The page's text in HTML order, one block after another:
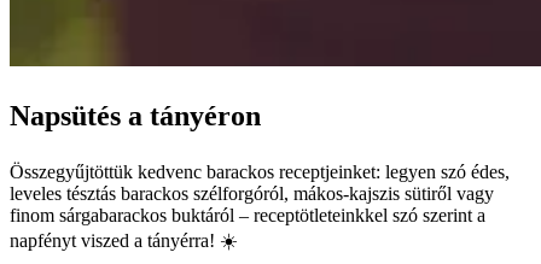
Napsütés a tányéron
Összegyűjtöttük kedvenc barackos receptjeinket: legyen szó édes,
leveles tésztás barackos szélforgóról, mákos-kajszis sütiről vagy
finom sárgabarackos buktáról – receptötleteinkkel szó szerint a
napfényt viszed a tányérra! ☀️